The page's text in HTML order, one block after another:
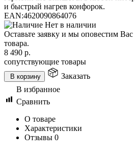
и быстрый нагрев конфорок.
EAN:4620090864076
Нет в наличии
Оставьте заявку и мы оповестим
товара.
8 490 р.
сопутствующие товары
В корзину
Заказать
В избранное
Сравнить
О товаре
Характеристики
Отзывы 0